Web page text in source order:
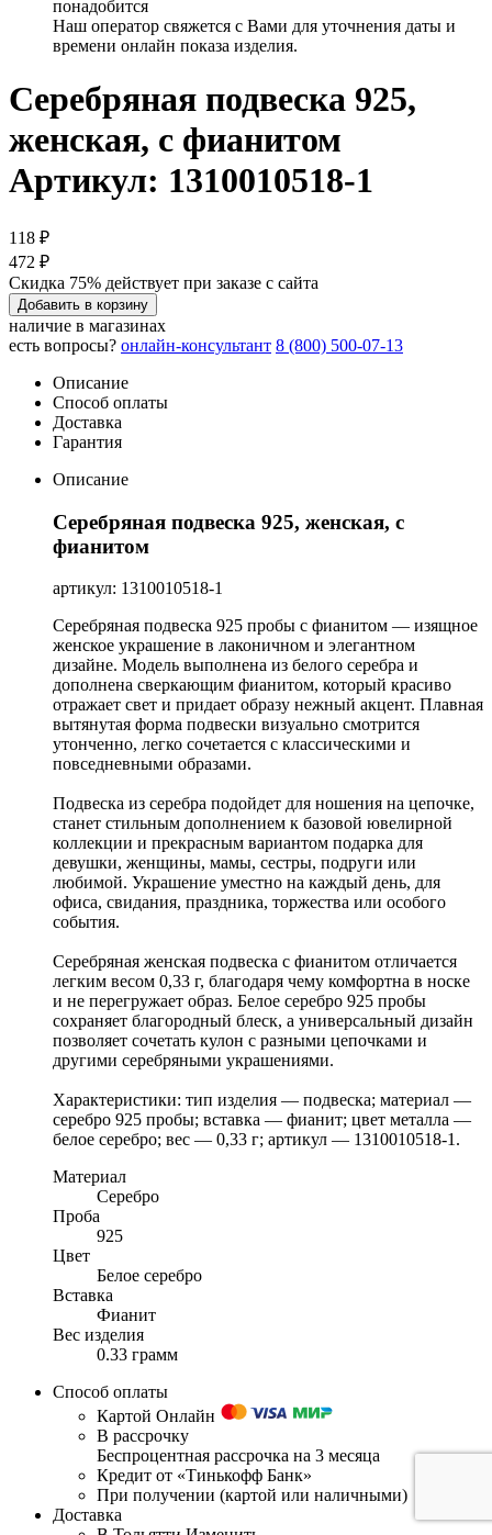
понадобится
Наш оператор свяжется с Вами для уточнения даты и
времени онлайн показа изделия.
Серебряная подвеска 925,
женская, с фианитом
Артикул: 1310010518-1
118 ₽
472 ₽
Скидка 75% действует при заказе с сайта
Добавить в корзину
наличие в магазинах
есть вопросы? онлайн-консультант 8 (800) 500-07-13
Описание
Способ оплаты
Доставка
Гарантия
Описание
Серебряная подвеска 925, женская, с
фианитом
артикул: 1310010518-1
Серебряная подвеска 925 пробы с фианитом — изящное
женское украшение в лаконичном и элегантном
дизайне. Модель выполнена из белого серебра и
дополнена сверкающим фианитом, который красиво
отражает свет и придает образу нежный акцент. Плавная
вытянутая форма подвески визуально смотрится
утонченно, легко сочетается с классическими и
повседневными образами.
Подвеска из серебра подойдет для ношения на цепочке,
станет стильным дополнением к базовой ювелирной
коллекции и прекрасным вариантом подарка для
девушки, женщины, мамы, сестры, подруги или
любимой. Украшение уместно на каждый день, для
офиса, свидания, праздника, торжества или особого
события.
Серебряная женская подвеска с фианитом отличается
легким весом 0,33 г, благодаря чему комфортна в носке
и не перегружает образ. Белое серебро 925 пробы
сохраняет благородный блеск, а универсальный дизайн
позволяет сочетать кулон с разными цепочками и
другими серебряными украшениями.
Характеристики: тип изделия — подвеска; материал —
серебро 925 пробы; вставка — фианит; цвет металла —
белое серебро; вес — 0,33 г; артикул — 1310010518-1.
Материал
Серебро
Проба
925
Цвет
Белое серебро
Вставка
Фианит
Вес изделия
0.33 грамм
Способ оплаты
Картой Онлайн
В рассрочку
Беспроцентная рассрочка на 3 месяца
Кредит от «Тинькофф Банк»
При получении (картой или наличными)
Доставка